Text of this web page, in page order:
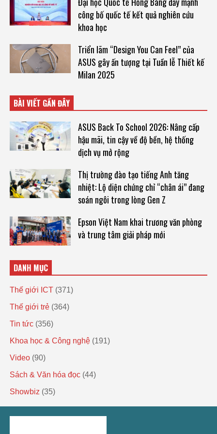
công bố quốc tế kết quả nghiên cứu
khoa học
Triển lãm “Design You Can Feel” của
ASUS gây ấn tượng tại Tuần lễ Thiết kế
Milan 2025
BÀI VIẾT GẦN ĐÂY
ASUS Back To School 2026: Nâng cấp
hậu mãi, tin cậy về độ bền, hệ thống
dịch vụ mở rộng
Thị trường đào tạo tiếng Anh tăng
nhiệt: Lộ diện chứng chỉ “chân ái” đang
soán ngôi trong lòng Gen Z
Epson Việt Nam khai trương văn phòng
và trung tâm giải pháp mới
DANH MỤC
Thế giới ICT (371)
Thế giới trẻ (364)
Tin tức (356)
Khoa học & Công nghệ (191)
Video (90)
Sách & Văn hóa đọc (44)
Showbiz (35)